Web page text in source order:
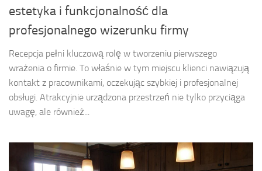
estetyka i funkcjonalność dla
profesjonalnego wizerunku firmy
Recepcja pełni kluczową rolę w tworzeniu pierwszego
wrażenia o firmie. To właśnie w tym miejscu klienci nawiązują
kontakt z pracownikami, oczekując szybkiej i profesjonalnej
obsługi. Atrakcyjnie urządzona przestrzeń nie tylko przyciąga
uwagę, ale również...